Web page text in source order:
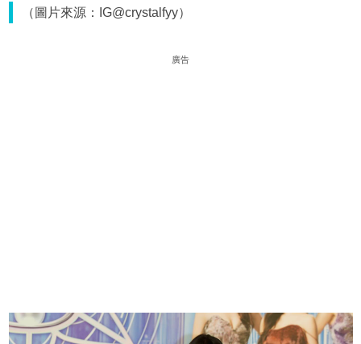
（圖片來源：IG@crystalfyy）
廣告